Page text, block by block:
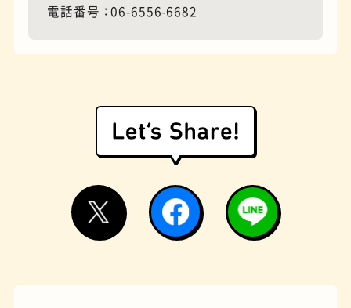
電話番号
06-6556-6682